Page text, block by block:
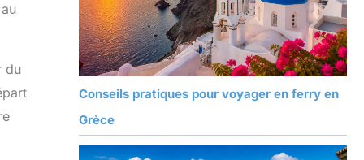
du
Conseils pratiques pour voyager en ferry en
Grèce